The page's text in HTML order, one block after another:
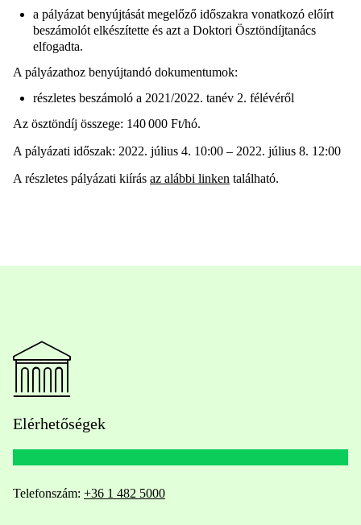
a pályázat benyújtását megelőző időszakra vonatkozó előírt
beszámolót elkészítette és azt a Doktori Ösztöndíjtanács
elfogadta.
A pályázathoz benyújtandó dokumentumok:
részletes beszámoló a 2021/2022. tanév 2. félévéről
Az ösztöndíj összege: 140 000 Ft/hó.
A pályázati időszak: 2022. július 4. 10:00 – 2022. július 8. 12:00
A részletes pályázati kiírás az alábbi linken található.
Elérhetőségek
Telefonszám: +36 1 482 5000